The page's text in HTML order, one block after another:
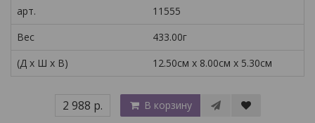
арт.
11555
Вес
433.00г
(Д x Ш x В)
12.50см x 8.00см x 5.30см
2 988 р. В корзину